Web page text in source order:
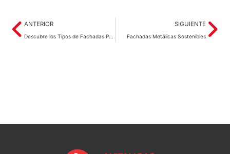
ANTERIOR
Descubre los Tipos de Fachadas Perforadas que Ofrecemos en Metálicas Mundial
SIGUIENTE
Fachadas Metálicas Sostenibles